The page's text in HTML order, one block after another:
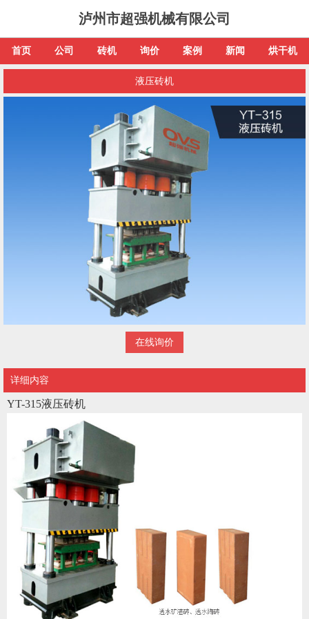
泸州市超强机械有限公司
首页 公司 砖机 询价 案例 新闻 烘干机
液压砖机
在线询价
详细内容
YT-315液压砖机